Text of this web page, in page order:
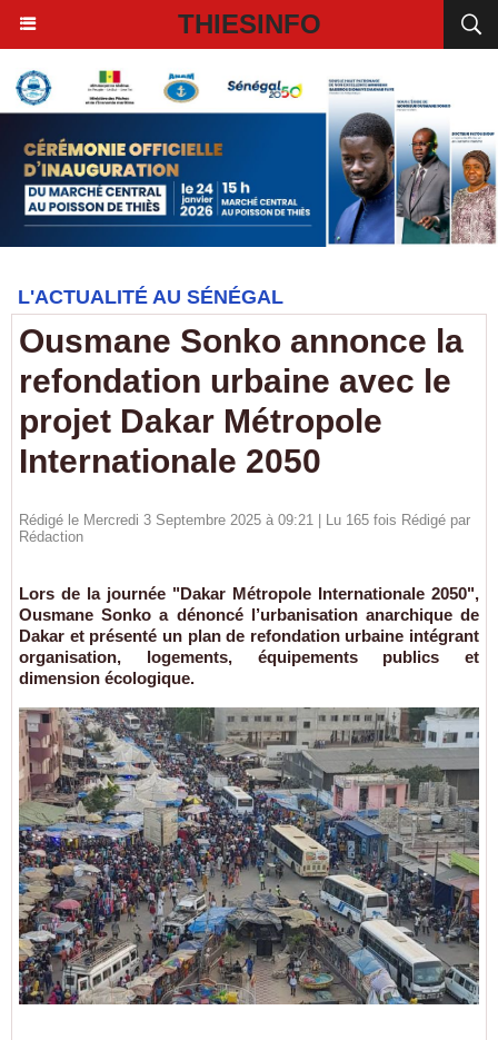
THIESINFO
L'ACTUALITÉ AU SÉNÉGAL
Ousmane Sonko annonce la
refondation urbaine avec le
projet Dakar Métropole
Internationale 2050
Rédigé le Mercredi 3 Septembre 2025 à 09:21 | Lu 165 fois Rédigé par
Rédaction
Lors de la journée "Dakar Métropole Internationale 2050",
Ousmane Sonko a dénoncé l’urbanisation anarchique de
Dakar et présenté un plan de refondation urbaine intégrant
organisation, logements, équipements publics et
dimension écologique.